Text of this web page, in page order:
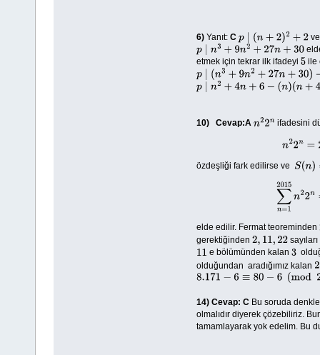
6)Yanıt: C p∣ n+2 )2+2
p∣ 3+9n2+27 n+30
etmek için tekrar ilk ifadeyi 5 ile
p∣ n3+9 n2 +27n+30)−(n+5)(n2 +
p∣ 2+4n+6−( n)( n+4)
10) Cevap:A n22n ifadesini
özdeşliği fark edilirse ve S(n)= 2
∑n
elde edilir. Fermat teoreminden
gerektiğinden 2,11,22
11 e bölümünden kalan 3
olduğundan aradığımız kalan 2
8.171− 6≡ 80−6 (mod23
14) Cevap: CBu soruda
olmalıdır diyerek çözebiliriz.
tamamlayarak yok edelim. Bu